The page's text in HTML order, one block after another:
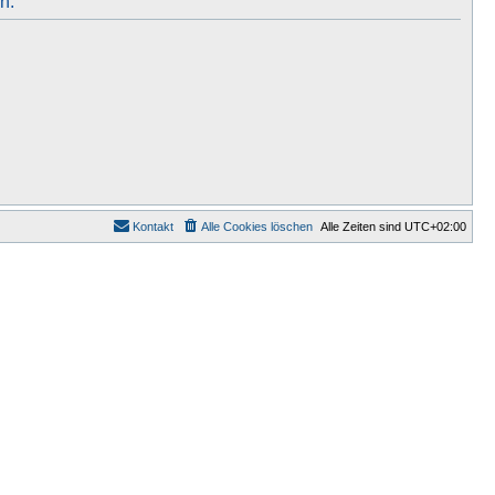
Alle Zeiten sind UTC+02:00
Alle Cookies löschen
Kontakt